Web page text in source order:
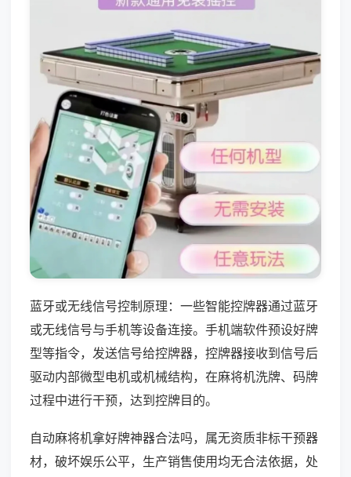
蓝牙或无线信号控制原理：一些智能控牌器通过蓝牙
或无线信号与手机等设备连接。手机端软件预设好牌
型等指令，发送信号给控牌器，控牌器接收到信号后
驱动内部微型电机或机械结构，在麻将机洗牌、码牌
过程中进行干预，达到控牌目的。
自动麻将机拿好牌神器合法吗，属无资质非标干预器
材，破坏娱乐公平，生产销售使用均无合法依据，处